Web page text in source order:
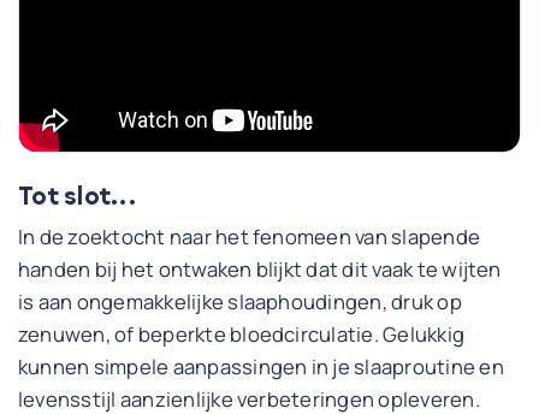
Tot slot...
In de zoektocht naar het fenomeen van slapende
handen bij het ontwaken blijkt dat dit vaak te wijten
is aan ongemakkelijke slaaphoudingen, druk op
zenuwen, of beperkte bloedcirculatie. Gelukkig
kunnen simpele aanpassingen in je slaaproutine en
levensstijl aanzienlijke verbeteringen opleveren.